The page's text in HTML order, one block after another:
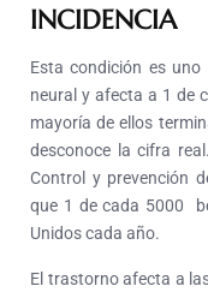
INCIDENCIA
Esta condición es
neural y afecta a 1 de
mayoría de ellos
desconoce la cifra
Control y prevención
que 1 de cada 5000
Unidos cada año.
El trastorno afecta a